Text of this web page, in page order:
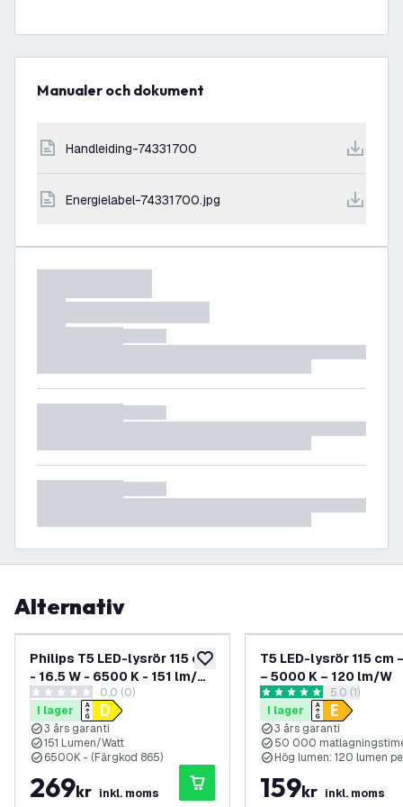
Manualer och dokument
handleiding-74331700
energielabel-74331700.jpg
Alternativ
lägg till i önskelistan
Philips T5 LED-lysrör 115 cm
- 16.5 W - 6500 K - 151 lm/W
- Hög verkningsgrad
0 stjärnbetyg0.0 (0)
I lager
3 års garanti
151 Lumen/Watt
6500K - (Färgkod 865)
269kr inkl. moms
T5 LED-lysrör 115 cm
– 5000 K – 120 lm/W
öppna
5 stjärnbetyg5.0 (1)
I lager
3 års garanti
50 000
Hög lumen: 120 lumen
159kr inkl. moms